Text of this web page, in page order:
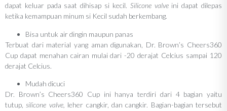
dapat keluar pada saat dihisap si kecil. Silicone valveini dapat dilepas
ketika kemampuan minum si Kecil sudah berkembang.
Bisa untuk air dingin maupun panas
Terbuat dari material yang aman digunakan, Dr. Brown’s Cheers360
Cup dapat menahan cairan mulai dari -20 derajat Celcius sampai 120
derajat Celcius.
Mudah dicuci
Dr. Brown’s Cheers360 Cup ini hanya terdiri dari 4 bagian yaitu
tutup, silicone valve, leher cangkir, dan cangkir. Bagian-bagian tersebut